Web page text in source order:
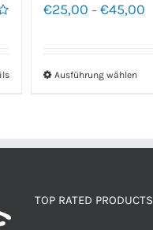
€25,00 –€45,00
Ausführung wählen
TOP RATED PRODUCTS